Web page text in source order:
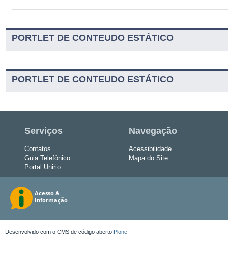
PORTLET DE CONTEUDO ESTÁTICO
PORTLET DE CONTEUDO ESTÁTICO
Serviços
Contatos
Guia Telefônico
Portal Unirio
Navegação
Acessibilidade
Mapa do Site
Desenvolvido com o CMS de código aberto Plone